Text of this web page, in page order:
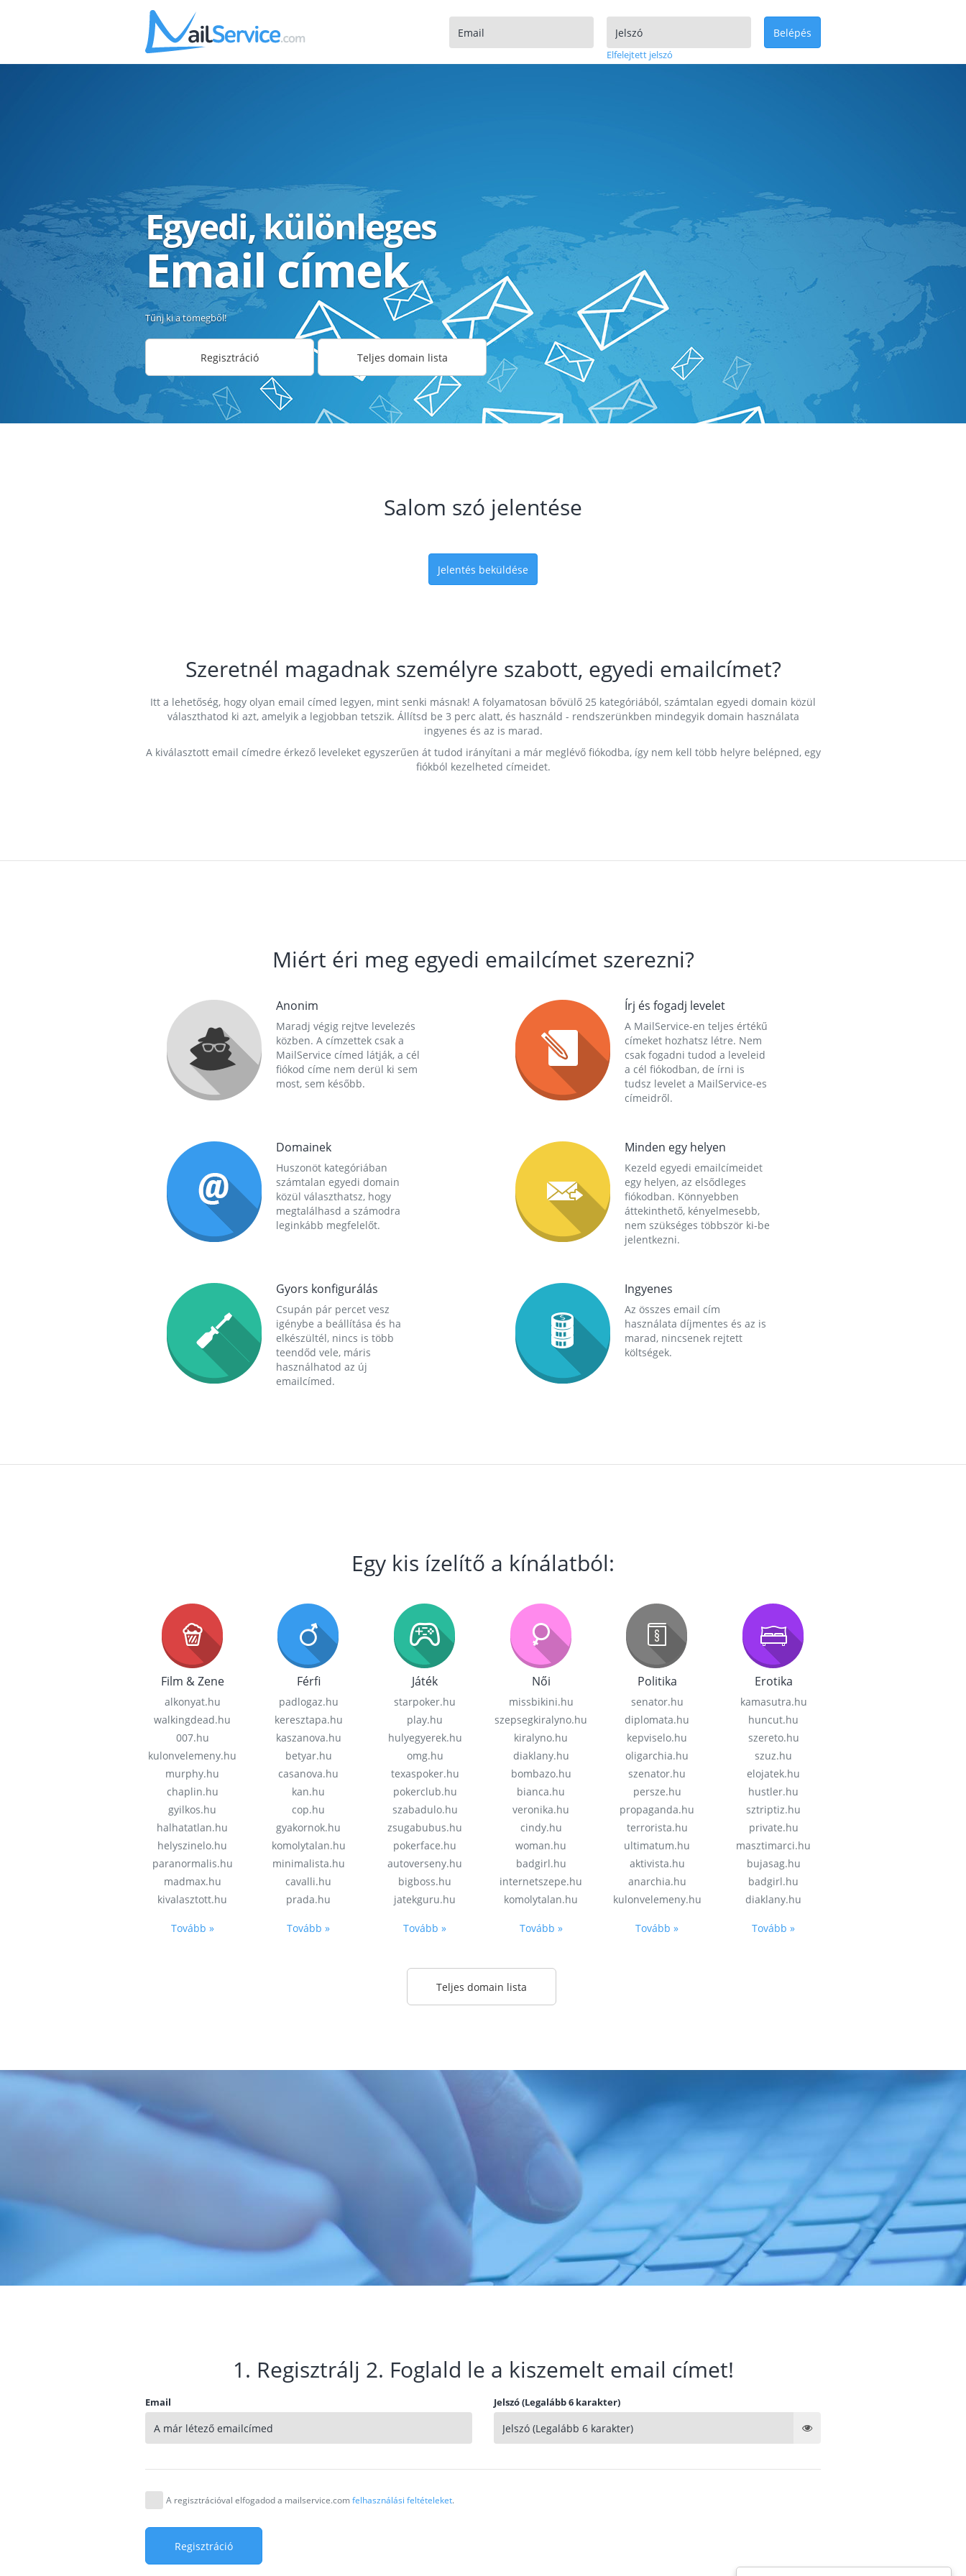
Elfelejtett jelszó
Belépés
Egyedi, különleges
Email címek
Tűnj ki a tömegből!
Regisztráció Teljes domain lista
Salom szó jelentése
Jelentés beküldése
Szeretnél magadnak személyre szabott, egyedi emailcímet?
Itt a lehetőség, hogy olyan email címed legyen, mint senki másnak! A folyamatosan bővülő 25 kategóriából, számtalan egyedi domain közül
választhatod ki azt, amelyik a legjobban tetszik. Állítsd be 3 perc alatt, és használd - rendszerünkben mindegyik domain használata
ingyenes és az is marad.
A kiválasztott email címedre érkező leveleket egyszerűen át tudod irányítani a már meglévő fiókodba, így nem kell több helyre belépned, egy
fiókból kezelheted címeidet.
Miért éri meg egyedi emailcímet szerezni?
Anonim
Maradj végig rejtve levelezés
közben. A címzettek csak a
MailService címed látják, a cél
fiókod címe nem derül ki sem
most, sem később.
Írj és fogadj levelet
A MailService-en teljes értékű
címeket hozhatsz létre. Nem
csak fogadni tudod a leveleid
a cél fiókodban, de írni is
tudsz levelet a MailService-es
címeidről.
Domainek
Huszonöt kategóriában
számtalan egyedi domain
közül választhatsz, hogy
megtalálhasd a számodra
leginkább megfelelőt.
Minden egy helyen
Kezeld egyedi emailcímeidet
egy helyen, az elsődleges
fiókodban. Könnyebben
áttekinthető, kényelmesebb,
nem szükséges többször ki-be
jelentkezni.
Gyors konfigurálás
Csupán pár percet vesz
igénybe a beállítása és ha
elkészültél, nincs is több
teendőd vele, máris
használhatod az új
emailcímed.
Ingyenes
Az összes email cím
használata díjmentes és az is
marad, nincsenek rejtett
költségek.
Egy kis ízelítő a kínálatból:
Film & Zene
alkonyat.hu
walkingdead.hu
007.hu
kulonvelemeny.hu
murphy.hu
chaplin.hu
gyilkos.hu
halhatatlan.hu
helyszinelo.hu
paranormalis.hu
madmax.hu
kivalasztott.hu
Tovább »
Férfi
padlogaz.hu
keresztapa.hu
kaszanova.hu
betyar.hu
casanova.hu
kan.hu
cop.hu
gyakornok.hu
komolytalan.hu
minimalista.hu
cavalli.hu
prada.hu
Tovább »
Játék
starpoker.hu
play.hu
hulyegyerek.hu
omg.hu
texaspoker.hu
pokerclub.hu
szabadulo.hu
zsugabubus.hu
pokerface.hu
autoverseny.hu
bigboss.hu
jatekguru.hu
Tovább »
Női
missbikini.hu
szepsegkiralyno.hu
kiralyno.hu
diaklany.hu
bombazo.hu
bianca.hu
veronika.hu
cindy.hu
woman.hu
badgirl.hu
internetszepe.hu
komolytalan.hu
Tovább »
Politika
senator.hu
diplomata.hu
kepviselo.hu
oligarchia.hu
szenator.hu
persze.hu
propaganda.hu
terrorista.hu
ultimatum.hu
aktivista.hu
anarchia.hu
kulonvelemeny.hu
Tovább »
Erotika
kamasutra.hu
huncut.hu
szereto.hu
szuz.hu
elojatek.hu
hustler.hu
sztriptiz.hu
private.hu
masztimarci.hu
bujasag.hu
badgirl.hu
diaklany.hu
Tovább »
Teljes domain lista
1. Regisztrálj 2. Foglald le a kiszemelt email címet!
Email Jelszó (Legalább 6 karakter)
A regisztrációval elfogadod a mailservice.comfelhasználási feltételeket.
Regisztráció